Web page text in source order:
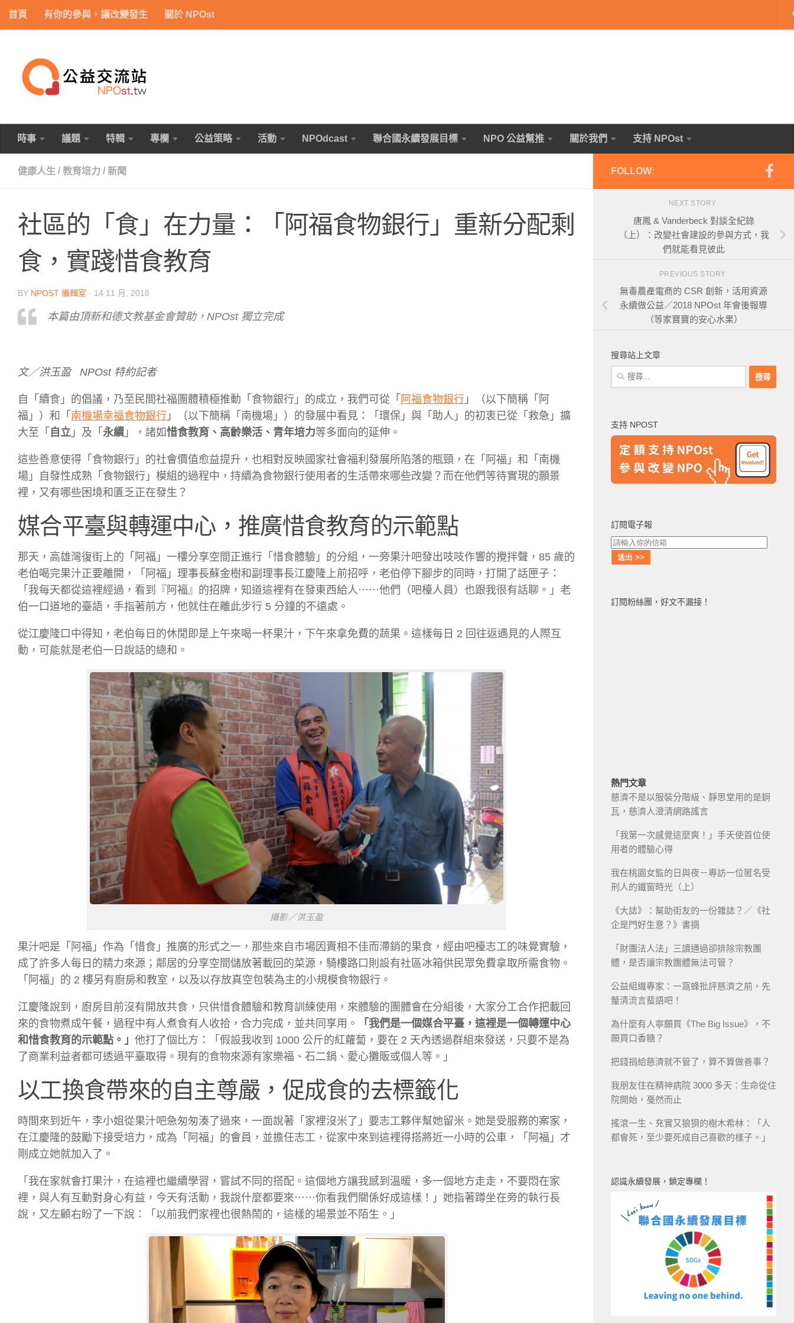
Skip to content
首頁 有你的參與，讓改變發生 關於 NPOst
時事 議題 特輯 專欄 公益策略 活動 NPOdcast 聯合國永續發展目標 NPO 公益幫推 關於我們 支持 NPOst
健康人生 / 教育培力 / 新聞
社區的「食」在力量：「阿福食物銀行」重新分配剩
食，實踐惜食教育
BY NPOST 編輯室 · 14 11 月, 2018
本篇由頂新和德文教基金會贊助，NPOst 獨立完成
文／洪玉盈 NPOst 特約記者
自「續食」的倡議，乃至民間社福團體積極推動「食物銀行」的成立，我們可從 「 阿福食物銀行 」（以下簡稱「阿
福」）和「 南機場幸福食物銀行 」（以下簡稱「南機場」）的發展中看見：「環保」與「助人」的初衷已從「救急」擴
大至「 自立 」及「 永續 」，諸如惜食教育、高齡樂活、青年培力等多面向的延伸。
這些善意使得「食物銀行」的社會價值愈益提升，也相對反映國家社會福利發展所陷落的瓶頸，在「阿福」和「南機
場」自發性成熟「食物銀行」模組的過程中，持續為食物銀行使用者的生活帶來哪些改變？而在他們等待實現的願景
裡，又有哪些困境和匱乏正在發生？
媒合平臺與轉運中心，推廣惜食教育的示範點
那天，高雄灣復街上的「阿福」一樓分享空間正進行「惜食體驗」的分組，一旁果汁吧發出吱吱作響的攪拌聲，85 歲的
老伯喝完果汁正要離開，「阿福」理事長蘇金樹和副理事長江慶隆上前招呼，老伯停下腳步的同時，打開了話匣子：
「我每天都從這裡經過，看到『阿福』的招牌，知道這裡有在發東西給人⋯⋯他們（吧檯人員）也跟我很有話聊。」 老
伯一口道地的臺語，手指著前方，他就住在離此步行 5 分鐘的不遠處。
從江慶隆口中得知，老伯每日的休閒即是上午來喝一杯果汁，下午來拿免費的蔬果。這樣每日 2 回往返遇見的人際互
動，可能就是老伯一日說話的總和。
攝影／洪玉盈
果汁吧是「阿福」作為「惜食」推廣的形式之一，那些來自市場因賣相不佳而滯銷的果食，經由吧檯志工的味覺實驗，
成了許多人每日的精力來源；鄰居的分享空間儲放著載回的菜源，騎樓路口則設有社區冰箱供民眾免費拿取所需食物。
「阿福」的 2 樓另有廚房和教室，以及以存放真空包裝為主的小規模食物銀行。
江慶隆說到，廚房目前沒有開放共食，只供惜食體驗和教育訓練使用，來體驗的團體會在分組後，大家分工合作把載回
來的食物煮成午餐，過程中有人煮食有人收拾，合力完成，並共同享用。
「我們是一個媒合平臺，這裡是一個轉運中心
和惜食教育的示範點。」 他打了個比方：「 假設我收到 1000 公斤的紅蘿蔔，要在 2 天內透過群組來發送，只要不是為
了商業利益者都可透過平臺取得。現有的食物來源有家樂福、石二鍋、愛心攤販或個人等。」
以工換食帶來的自主尊嚴，促成食的去標籤化
時間來到近午，李小姐從果汁吧急匆匆湊了過來，一面說著「家裡沒米了」要志工夥伴幫她留米。她是受服務的案家，
在江慶隆的鼓勵下接受培力，成為「阿福」的會員，並擔任志工，從家中來到這裡得搭將近一小時的公車，「阿福」才
剛成立她就加入了。
「我在家就會打果汁，在這裡也繼續學習，嘗試不同的搭配。這個地方讓我感到溫暖，多一個地方走走，不要悶在家
裡，與人有互動對身心有益，今天有活動，我說什麼都要來⋯⋯你看我們關係好成這樣！」她指著蹲坐在旁的執行長
說，又左顧右盼了一下說：「以前我們家裡也很熱鬧的，這樣的場景並不陌生。」
FOLLOW:
NEXT STORY
唐鳳 & Vanderbeck 對談全紀錄
（上）：改變社會建設的參與方式，我
們就能看見彼此
PREVIOUS STORY
無毒農產電商的 CSR 創新，活用資源
永續做公益／2018 NPOst 年會後報導
（等家寶寶的安心水果）
搜尋站上文章
搜
尋
字:
支持 NPOST
訂閱電子報
訂閱粉絲團，好文不漏接！
熱門文章
慈濟不是以服裝分階級、靜思堂用的是銅
瓦，慈濟人澄清網路謠言
「我第一次感覺這麼爽！」手天使首位使
用者的體驗心得
我在桃園女監的日與夜－專訪一位匿名受
刑人的鐵窗時光（上）
《大誌》：幫助街友的一份雜誌？／《社
企是門好生意？》書摘
「財團法人法」三讀通過卻排除宗教團
體，是否讓宗教團體無法可管？
公益組織專家：一窩蜂批評慈濟之前，先
釐清流言蜚語吧！
為什麼有人寧願買《The Big Issue》，不
願買口香糖？
把錢捐給慈濟就不管了，算不算做善事？
我朋友住在精神病院 3000 多天：生命從住
院開始，戞然而止
搖滾一生、充實又狼狽的樹木希林：「人
都會死，至少要死成自己喜歡的樣子。」
認識永續發展，鎖定專欄！